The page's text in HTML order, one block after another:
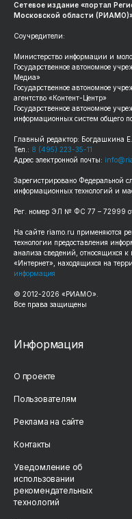
Сетевое издание «портал
Московской области
Соучредители:
Министерство информации и
Государственное автономное
Медиа»
Государственное автономное
агентство «Контент-Центр»
Государственное автономное
информационных систем общего
Главный редактор: Богдашкина
Тел.: 8 (495) 223-35-11
Адрес электронной почты:
Зарегистрировано Федеральной
информационных технологий и
Рег. номер ЭЛ № ФС 77 – 72999
На сайте riamo.ru применяются
технологии предоставления
анализа сведений, относящихся к
«Интернет», находящихся на
информация
© 2012-2026 «РИАМО».
Все права защищены
Информация
О проекте
Пользователям
Реклама на сайте
Контакты
Уведомление об
использовании
рекомендательных
технологий